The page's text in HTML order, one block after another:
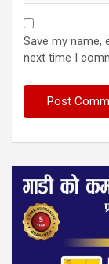
Save my name,
next time I